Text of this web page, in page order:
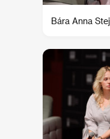
Bára Anna